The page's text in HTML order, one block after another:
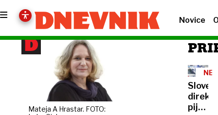
Novice
Mateja A Hrastar. FOTO:
pijan